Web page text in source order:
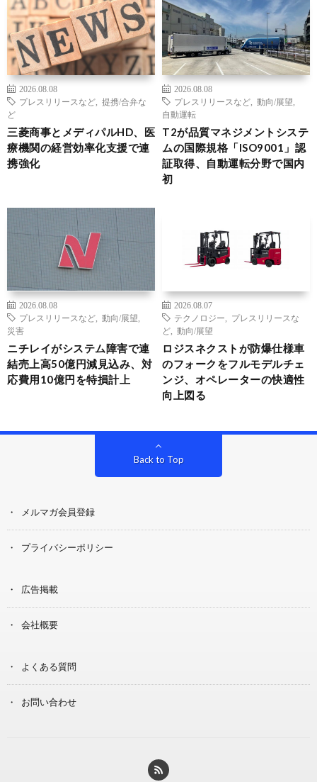
2026.08.08
プレスリリースなど
提携/合弁な
ど
三菱商事とメディパルHD、医
療機関の経営効率化支援で連
携強化
2026.08.08
プレスリリースなど
動向/展望
自動運転
T2が品質マネジメントシステ
ムの国際規格「ISO9001」認
証取得、自動運転分野で国内
初
2026.08.08
プレスリリースなど
動向/展望
災害
ニチレイがシステム障害で連
結売上高50億円減見込み、対
応費用10億円を特損計上
2026.08.07
テクノロジー
プレスリリースな
ど
動向/展望
ロジスネクストが防爆仕様車
のフォークをフルモデルチェ
ンジ、オペレーターの快適性
向上図る
Back to Top
メルマガ会員登録
プライバシーポリシー
広告掲載
会社概要
よくある質問
お問い合わせ